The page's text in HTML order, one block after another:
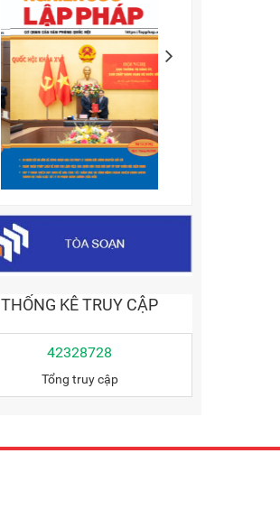
THỐNG KÊ TRUY CẬP
42328728
Tổng truy cập